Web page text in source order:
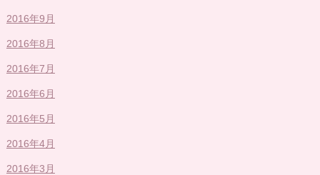
2016年9月
2016年8月
2016年7月
2016年6月
2016年5月
2016年4月
2016年3月